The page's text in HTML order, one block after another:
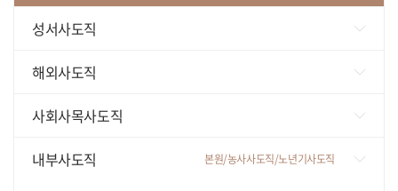
성서사도직
가톨릭성서모임
해외사도직
미국
사회사목사도직
사회복지/나자렛공동체
내부사도직 본원/농사사도직/노년기사도직